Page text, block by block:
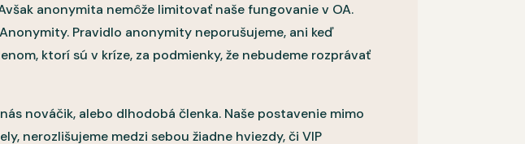
anonymita nemôže limitovať naše fungovanie v OA.
Pravidlo anonymity neporušujeme, ani keď
ktorí sú v kríze, za podmienky, že nebudeme rozprávať
nováčik, alebo dlhodobá členka. Naše postavenie mimo
nerozlišujeme medzi sebou žiadne hviezdy, či VIP